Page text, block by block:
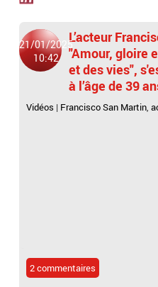
21/01/2025
10:42
L’acteur
"Amour, gloire
et des vies",
à l’âge de 39
Vidéos | Francisco San Martin,
2 commentaires